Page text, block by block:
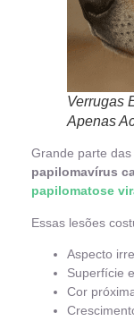
Verrugas
Apenas
Grande parte
papilomavírus
papilomatose
Essas lesões
Aspecto
Superfície
Cor